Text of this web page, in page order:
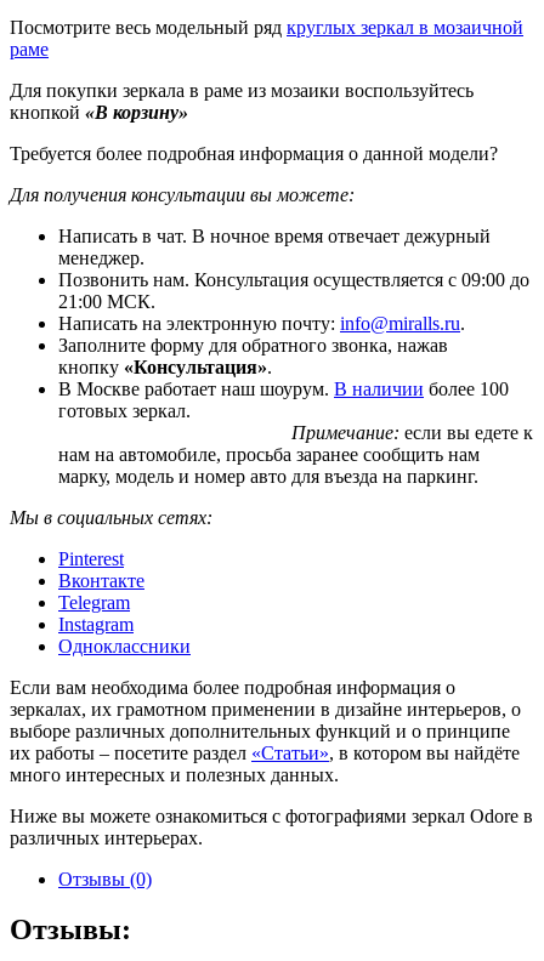
Посмотрите весь модельный ряд круглых зеркал в мозаичной
раме
Для покупки зеркала в раме из мозаики воспользуйтесь
кнопкой «В корзину»
Требуется более подробная информация о данной модели?
Для получения консультации вы можете:
Написать в чат. В ночное время отвечает дежурный
менеджер.
Позвонить нам. Консультация осуществляется с 09:00 до
21:00 МСК.
Написать на электронную почту: info@miralls.ru.
Заполните форму для обратного звонка, нажав
кнопку «Консультация».
В Москве работает наш шоурум. В наличии более 100
готовых зеркал.
Примечание: если вы едете к
нам на автомобиле, просьба заранее сообщить нам
марку, модель и номер авто для въезда на паркинг.
Мы в социальных сетях:
Pinterest
Вконтакте
Telegram
Instagram
Одноклассники
Если вам необходима более подробная информация о
зеркалах, их грамотном применении в дизайне интерьеров, о
выборе различных дополнительных функций и о принципе
их работы – посетите раздел «Статьи», в котором вы найдёте
много интересных и полезных данных.
Ниже вы можете ознакомиться с фотографиями зеркал Odore в
различных интерьерах.
Отзывы (0)
Отзывы: